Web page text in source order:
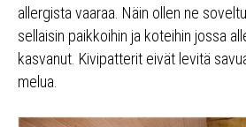
allergista vaaraa. Näin ollen ne
sellaisin paikkoihin ja koteihin jossa
kasvanut. Kivipatterit eivät levitä
melua.